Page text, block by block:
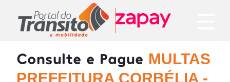
Consulte e Pague MULTAS
PREFEITURA CORBÉLIA -